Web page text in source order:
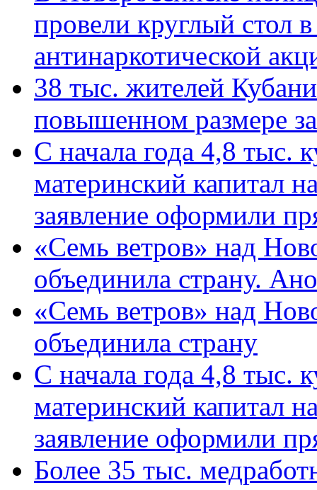
провели круглый стол
антинаркотической
38 тыс. жителей
повышенном размере
С начала года 4,8 тыс.
материнский капитал
заявление оформили
«Семь ветров» над
объединила страну.
«Семь ветров» над
объединила страну
С начала года 4,8 тыс.
материнский капитал
заявление оформили
Более 35 тыс.